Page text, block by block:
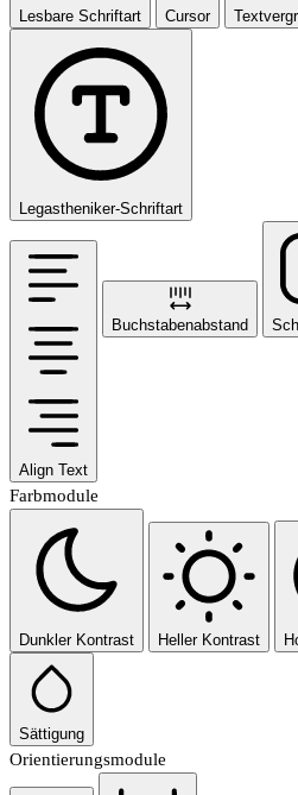
Lesbare Schriftart Cursor
Legastheniker-Schriftart
Align Text
Buchstabenabstand
Farbmodule
Dunkler Kontrast Heller Kontrast
Sättigung
Orientierungsmodule